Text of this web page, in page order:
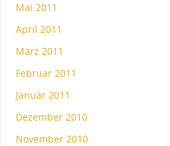
Mai 2011
April 2011
März 2011
Februar 2011
Januar 2011
Dezember 2010
November 2010